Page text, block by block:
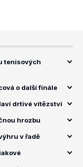
tenisových
o další finále
drtivé vítězství
hrozbu
v řadě